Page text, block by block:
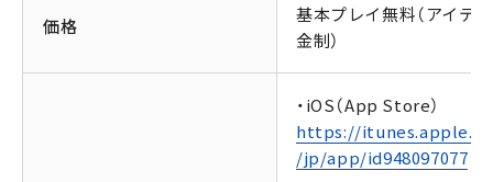
価格
基本プレイ無料（アイテ
金制）
・iOS（App Store）
https://
/jp/app/id948097077